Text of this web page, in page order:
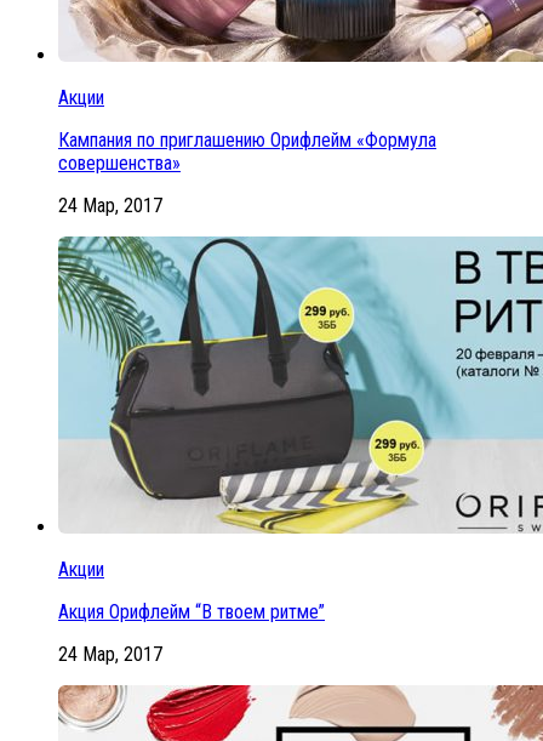
Акции
Кампания по приглашению Орифлейм «Формула
совершенства»
24 Мар, 2017
Акции
Акция Орифлейм “В твоем ритме”
24 Мар, 2017